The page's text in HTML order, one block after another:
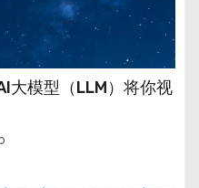
大模型（LLM）将你视